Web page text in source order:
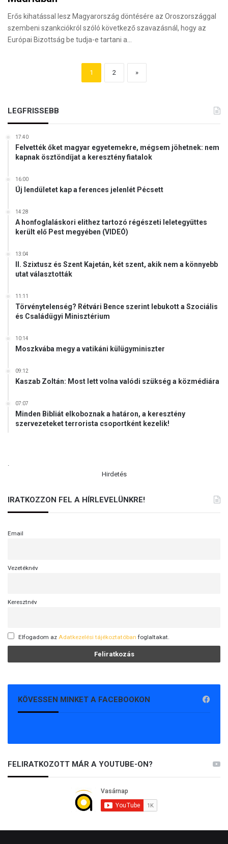
Erős kihatással lesz Magyarország döntésére az Oroszországgal
szembeni szankciókról szóló következő szavazásnál, hogy az
Európai Bizottság be tudja-e tartani a…
1 2 »
LEGFRISSEBB
17:40
Felvették őket magyar egyetemekre, mégsem jöhetnek: nem
kapnak ösztöndíjat a keresztény fiatalok
16:00
Új lendületet kap a ferences jelenlét Pécsett
14:28
A honfoglaláskori elithez tartozó régészeti leletegyüttes
került elő Pest megyében (VIDEÓ)
13:04
II. Szixtusz és Szent Kajetán, két szent, akik nem a könnyebb
utat választották
11:11
Törvénytelenség? Rétvári Bence szerint lebukott a Szociális
és Családügyi Minisztérium
10:14
Moszkvába megy a vatikáni külügyminiszter
09:12
Kaszab Zoltán: Most lett volna valódi szükség a közmédiára
07:07
Minden Bibliát elkoboznak a határon, a keresztény
szervezeteket terrorista csoportként kezelik!
.
Hirdetés
IRATKOZZON FEL A HÍRLEVELÜNKRE!
Email
Vezetéknév
Keresztnév
Elfogadom az Adatkezelési tájékoztatóban foglaltakat.
KÖVESSEN MINKET A FACEBOOKON
FELIRATKOZOTT MÁR A YOUTUBE-ON?